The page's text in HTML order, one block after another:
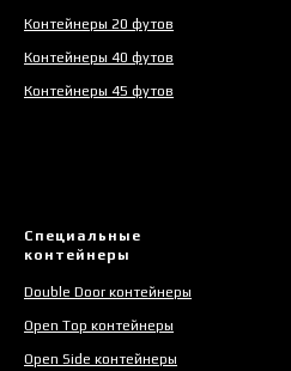
Контейнеры 20 футов
Контейнеры 40 футов
Контейнеры 45 футов
Специальные
контейнеры
Double Door контейнеры
Open Top контейнеры
Open Side контейнеры